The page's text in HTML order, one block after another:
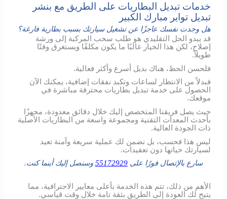
خدمات تبديل البطاريات على الطريق مع بنشر
تبديل تواير مبارك الكبير
هل وجدت نفسك عاجزًا عن تشغيل سيارتك بسبب بطارية فارغة؟
قد يبدو الحل التقليدي هو طلب سحب المركبة إلى ورشة
إصلاح، لكن هذا الخيار غالبًا ما يكون مكلفًا ويستغرق وقتًا
طويلاً.
فلحسن الحظ، هناك بديل أسرع وأكثر فعالية.
فبدلاً من الانتظار لساعات وتكبد نفقات إضافية، يمكنك الآن
الحصول على خدمة تبديل بطاريات محترفة مباشرة في
موقعك.
حيث يصل فريقنا المتخصص إليك خلال دقائق معدودة، مجهزًا
بأحدث المعدات التقنية ومجموعة واسعة من البطاريات الأصلية
ذات الجودة العالية.
ليس هذا فحسب، بل نضمن لك عملية سريعة وآمنة تعيد
لسيارتك حياتها دون تعقيدات.
سارع بالإتصال فورًا على 55172929 وسنصل إليك أينما كنت.
الأهم من ذلك، تتم هذه الخدمة بأعلى معايير الاحترافية، مما
يتيح لك العودة إلى الطريق بثقة تامة خلال وقت قياسي.